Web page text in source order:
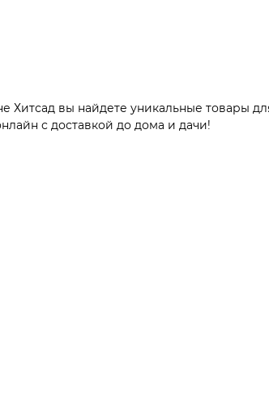
вы найдете уникальные товары
с доставкой до дома и дачи!